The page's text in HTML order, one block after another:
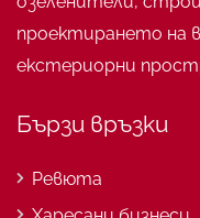
проектирането на
екстериорни
Бързи връзки
Ревюта